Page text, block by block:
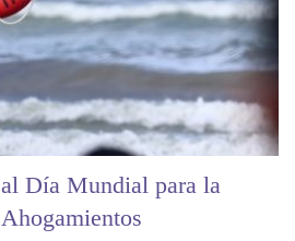
Día Mundial para la